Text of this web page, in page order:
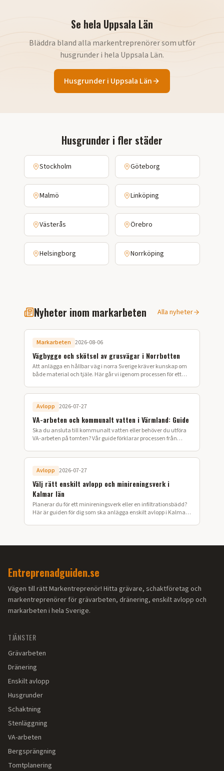
Se hela Uppsala Län
Bläddra bland alla markentreprenörer som utför
husgrunderi hela Uppsala Län.
Husgrunderi Uppsala Län
Husgrunder i fler städer
Stockholm Göteborg
Malmö Linköping
Västerås Örebro
Helsingborg Norrköping
Nyheter inom markarbeten Alla nyheter
Markarbeten 2026-08-06
Vägbygge och skötsel av grusvägar i Norrbotten
Att anlägga en hållbar väg i norra Sverige kräver kunskap om
både material och tjäle. Här går vi igenom processen för ett
Avlopp 2026-07-27
VA-arbeten och kommunalt vatten i Värmland: Guide
Ska du ansluta till kommunalt vatten eller behöver du utföra
VA-arbeten på tomten? Vår guide förklarar processen från
Avlopp 2026-07-27
Välj rätt enskilt avlopp och minireningsverk i
Kalmar län
Planerar du för ett minireningsverk eller en infiltrationsbädd?
Här är guiden för dig som ska anlägga enskilt avlopp i Kalmar
Entreprenadguiden.se
Vägen till rätt Markentreprenör! Hitta grävare, schaktföretag och
markentreprenörer för grävarbeten, dränering, enskilt avlopp och
markarbeten i hela Sverige.
TJÄNSTER
Grävarbeten
Dränering
Enskilt avlopp
Husgrunder
Schaktning
Stenläggning
VA-arbeten
Bergsprängning
Tomtplanering